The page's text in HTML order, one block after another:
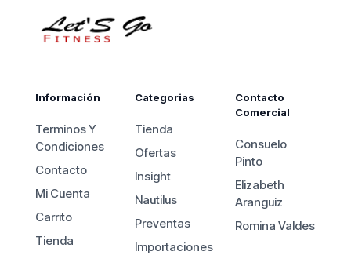
Información
Terminos Y
Condiciones
Contacto
Mi Cuenta
Carrito
Tienda
Categorias
Tienda
Ofertas
Insight
Nautilus
Preventas
Importaciones
Contacto
Comercial
Consuelo
Pinto
Elizabeth
Aranguiz
Romina Valdes